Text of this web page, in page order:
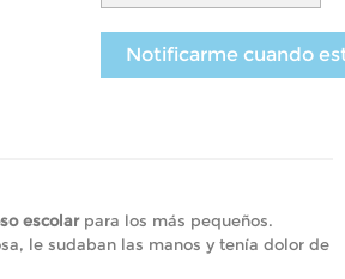
Notificarme cuando
escolarpara los más pequeños.
le sudaban las manos y tenía dolor de